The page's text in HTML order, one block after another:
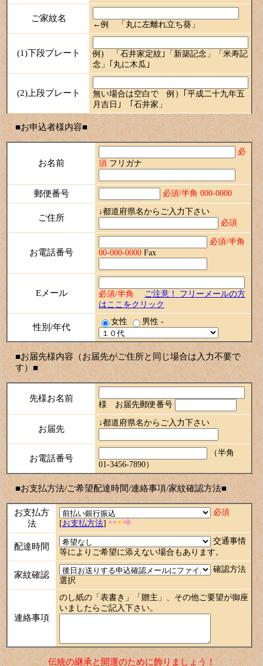
ご家紋名
←例 「丸に左離れ立ち葵」
(1)下段プレート
例) 「石井家定紋｣「新築記念」「米寿記
念」｢丸に木瓜｣
(2)上段プレート
無い場合は空白で 例）｢平成二十九年五
月吉日｣ ｢石井家」
■お申込者様内容■
お名前
必
須 フリガナ
郵便番号 必須/半角 000-0000
ご住所
↓都道府県名からご入力下さい
必須
お電話番号
必須/半角
00-000-0000 Fax
Eメール 必須/半角
ご注意！ フリーメールの方
はここをクリック
性別/年代
女性 男性 -
■お届先様内容（お届先がご住所と同じ場合は入力不要で
す）■
先様お名前
様 お届先郵便番号
お届先
↓都道府県名からご入力下さい
お電話番号
（半角
01-3456-7890）
■お支払方法/ご希望配達時間/連絡事項/家紋確認方法■
お支払方
法
必須
[お支払方法]
配達時間
交通事情
等によりご希望に添えない場合もあります。
家紋確認
確認方法
選択
連絡事項
のし紙の「表書き」「贈主」、その他ご要望が御座
いましたらご記入下さい。
伝統の継承と開運のために飾りましょう！